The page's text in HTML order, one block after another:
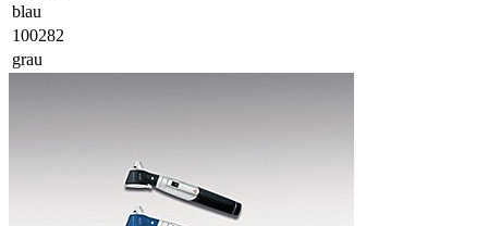
blau
100282
grau